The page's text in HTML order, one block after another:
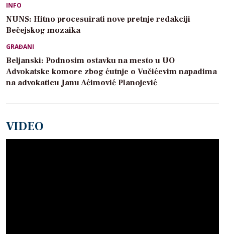
INFO
NUNS: Hitno procesuirati nove pretnje redakciji
Bečejskog mozaika
GRAĐANI
Beljanski: Podnosim ostavku na mesto u UO
Advokatske komore zbog ćutnje o Vučićevim napadima
na advokaticu Janu Aćimović Planojević
VIDEO